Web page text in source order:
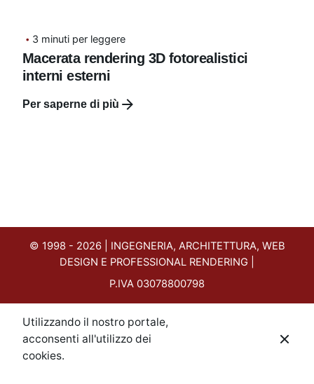
3 minuti per leggere
Macerata rendering 3D fotorealistici
interni esterni
Per saperne di più
© 1998 - 2026 | INGEGNERIA, ARCHITETTURA, WEB
DESIGN E PROFESSIONAL RENDERING |
P.IVA 03078800798
Utilizzando il nostro portale,
acconsenti all'utilizzo dei
cookies.